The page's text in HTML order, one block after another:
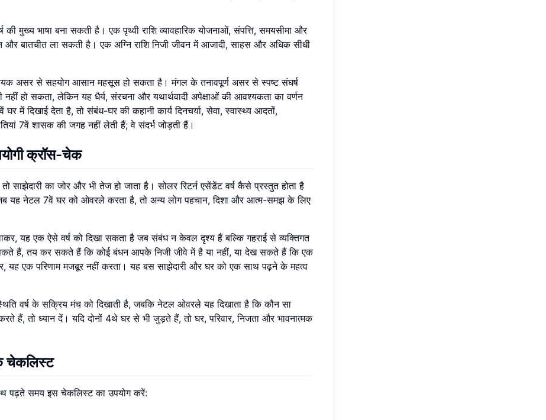
की मुख्य भाषा बना सकती है। एक पृथ्वी राशि व्यावहारिक योजनाओं, संपत्ति, समयसीमा और
और बातचीत ला सकती है। एक अग्नि राशि निजी जीवन में आजादी, साहस और अधिक सीधी
असर से सहयोग आसान महसूस हो सकता है। मंगल के तनावपूर्ण असर से स्पष्ट संघर्ष
हो सकता, लेकिन यह धैर्य, संरचना और यथार्थवादी अपेक्षाओं की आवश्यकता का वर्णन
में दिखाई देता है, तो संबंध-घर की कहानी कार्य दिनचर्या, सेवा, स्वास्थ्य आदतों,
7वें शासक की जगह नहीं लेती हैं; वे संदर्भ जोड़ती हैं।
क्रॉस-चेक
का जोर और भी तेज हो जाता है। सोलर रिटर्न एसेंडेंट वर्ष कैसे प्रस्तुत होता है
नेटल 7वें घर को ओवरले करता है, तो अन्य लोग पहचान, दिशा और आत्म-समझ के लिए
यह एक ऐसे वर्ष को दिखा सकता है जब संबंध न केवल दृश्य हैं बल्कि गहराई से व्यक्तिगत
हैं, तय कर सकते हैं कि कोई बंधन आपके निजी जीवे में है या नहीं, या देख सकते हैं कि एक
यह एक परिणाम मजबूर नहीं करता। यह बस साझेदारी और घर को एक साथ पढ़ने के महत्व
वर्ष के सक्रिय मंच को दिखाती है, जबकि नेटल ओवरले यह दिखाता है कि कौन सा
हैं, तो ध्यान दें। यदि दोनों 4थे घर से भी जुड़ते हैं, तो घर, परिवार, निजता और भावनात्मक
चेकलिस्ट
पढ़ते समय इस चेकलिस्ट का उपयोग करें: